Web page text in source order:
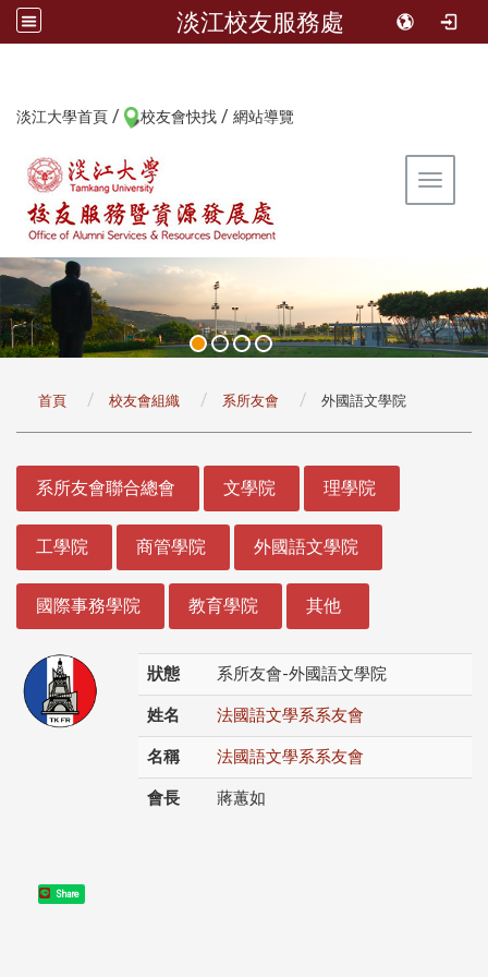
淡江校友服務處
淡江大學首頁 / 校友會快找 / 網站導覽
Toggle
首頁 校友會組織 系所友會 外國語文學院
系所友會聯合總會 文學院 理學院
工學院 商管學院 外國語文學院
國際事務學院 教育學院 其他
狀態 系所友會-外國語文學院
姓名 法國語文學系系友會
名稱 法國語文學系系友會
會長 蔣蕙如
Share